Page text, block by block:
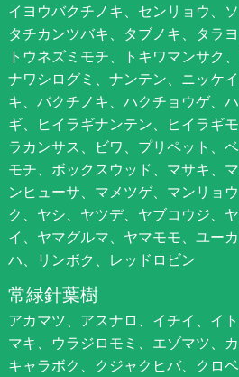
イヨウバクチノキ、センリョウ、
タチカンツバキ、タブノキ、タラ
トウネズミモチ、トキワマンサク
ナワシログミ、ナンテン、ニッケ
キ、バクチノキ、ハクチョウゲ、
ギ、ヒイラギナンテン、ヒイラギ
ラカンサス、ビワ、プリペット、
モチ、ボックスウッド、マサキ、
ンヒューサ、マメツゲ、マンリョ
ク、ヤシ、ヤツデ、ヤブコウジ、
イ、ヤマグルマ、ヤマモモ、ユー
ハ、リンボク、レッドロビン
常緑針葉樹
アカマツ、アスナロ、イチイ、イ
マキ、ウラジロモミ、エゾマツ、
キャラボク、クジャクヒバ、クロ